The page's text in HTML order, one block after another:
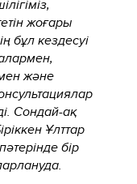
жоғары
бұл кездесуі
және
Сондай-ақ
Ұлттар
бір